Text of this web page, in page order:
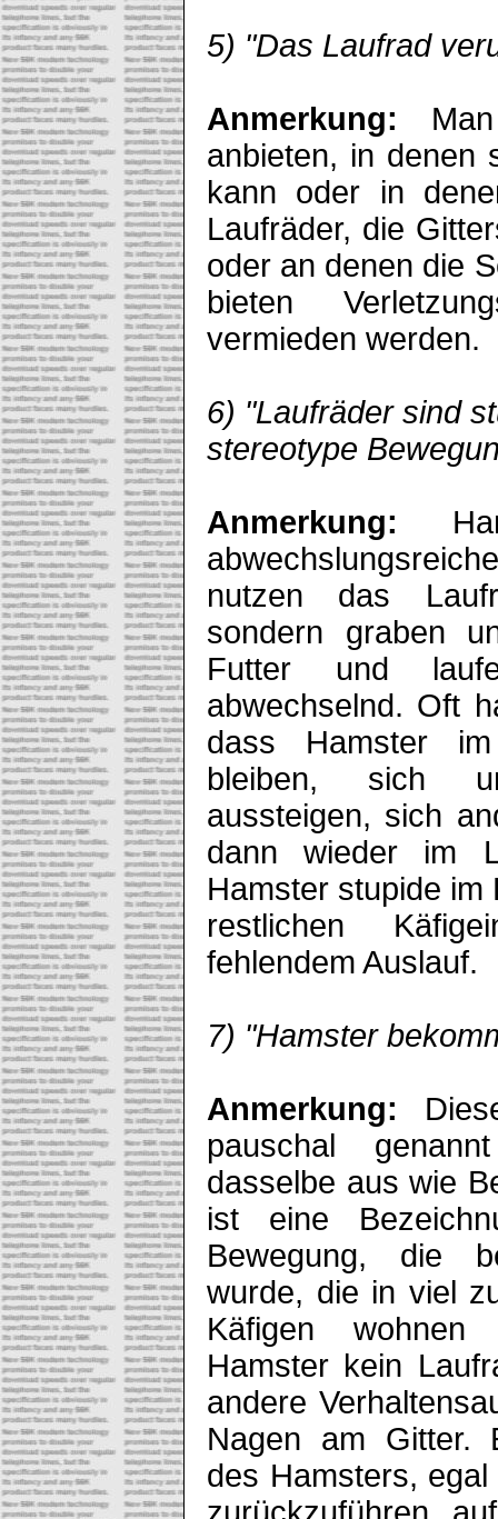
5) "Das Laufrad
Anmerkung:
anbieten, in denen
kann oder in
Laufräder, die
oder an denen die
bieten
vermieden werden.
6) "Laufräder sind
stereotype
Anmerkung:
nutzen das
sondern graben
Futter und
abwechselnd. Oft
dass Hamster
bleiben, sich
aussteigen, sich
dann wieder im
Hamster stupide
restlichen
fehlendem Auslauf.
7) "Hamster
Anmerkung:
pauschal
dasselbe aus wie
ist eine
Bewegung, die
wurde, die in viel
Käfigen
Hamster kein
andere
Nagen am Gitter.
des Hamsters,